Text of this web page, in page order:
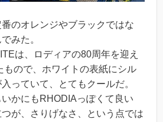
のオレンジやブラックではな
みた。
は、ロディアの80周年を迎え
もので、ホワイトの表紙にシル
っていて、とてもクールだ。
かにもRHODIAっぽくて良い
が、さりげなさ、という点では